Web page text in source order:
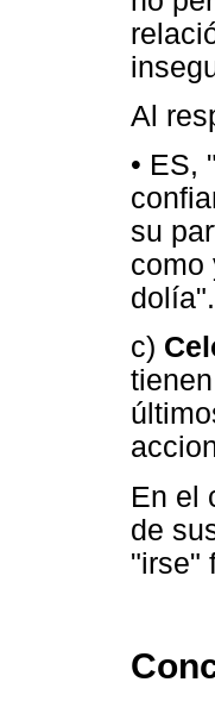
Al
• ES,
su
como
dolía".
c)
En el
de
"irse"